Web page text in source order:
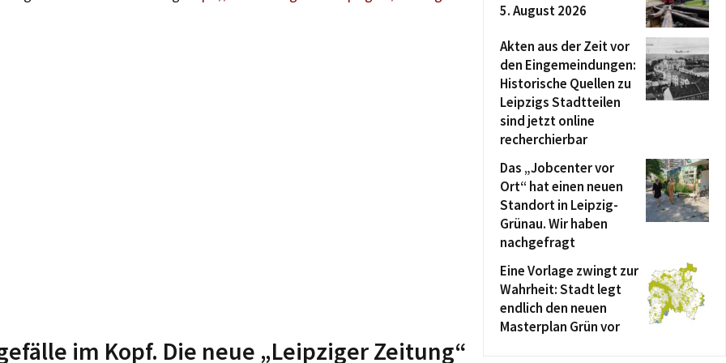
im Kopf. Die neue „Leipziger Zeitung“
5. August 2026
Akten aus der Zeit vor
den Eingemeindungen:
Historische Quellen zu
Leipzigs Stadtteilen
sind jetzt online
recherchierbar
Das „Jobcenter vor
Ort“ hat einen neuen
Standort in Leipzig-
Grünau. Wir haben
nachgefragt
Eine Vorlage zwingt zur
Wahrheit: Stadt legt
endlich den neuen
Masterplan Grün vor